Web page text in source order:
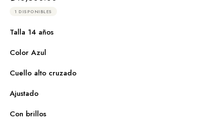
1 DISPONIBLES
Talla 14 años
Color Azul
Cuello alto cruzado
Ajustado
Con brillos